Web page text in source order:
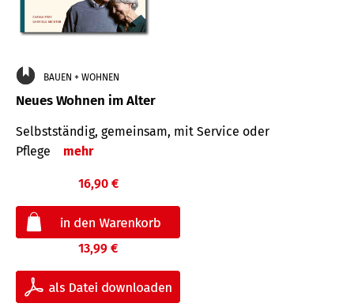
BAUEN + WOHNEN
Neues Wohnen im Alter
Selbstständig, gemeinsam, mit Service oder
Pflege
mehr
16,90 €
13,99 €